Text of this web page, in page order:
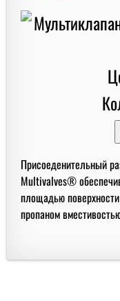
Присоеденительный
Multivalves®
площадью
пропаном